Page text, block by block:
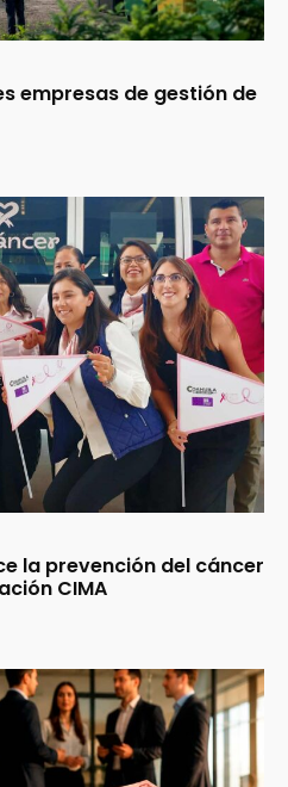
empresas de gestión de
la prevención del cáncer
CIMA